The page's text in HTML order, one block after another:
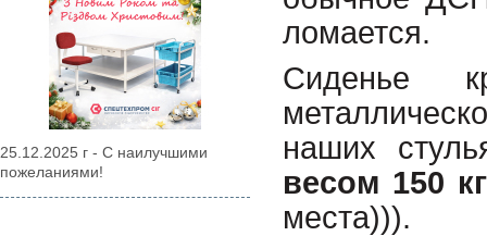
25.12.2025 г - С наилучшими
пожеланиями!
ломается.
Сиденье
наших
весом 150 кг
места))).